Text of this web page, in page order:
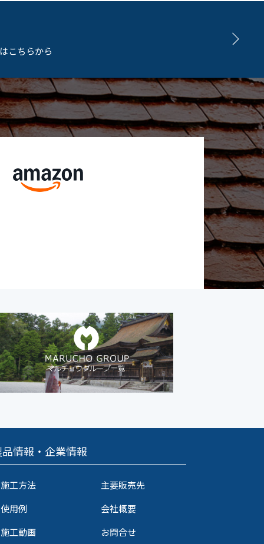
こちらから
品情報・企業情報
施工方法
使用例
施工動画
主要販売先
会社概要
お問合せ